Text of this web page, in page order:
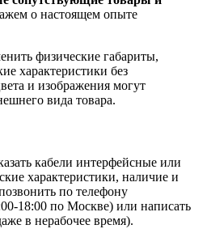
о настоящем опыте
физические габариты,
характеристики без
и изображения могут
вида товара.
кабели интерфейсные или
характеристики, наличие и
по телефону
18:00 по Москве) или написать
в нерабочее время).